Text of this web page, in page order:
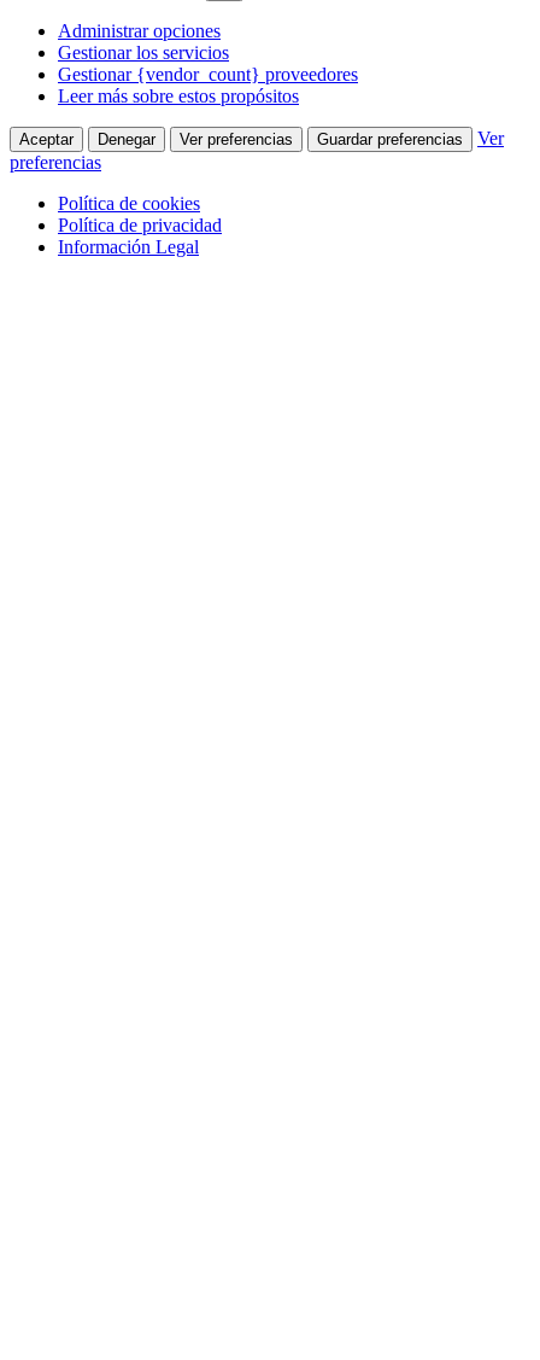
Administrar opciones
Gestionar los servicios
Gestionar {vendor_count} proveedores
Leer más sobre estos propósitos
Aceptar Denegar Ver preferencias Guardar preferencias
Ver
preferencias
Política de cookies
Política de privacidad
Información Legal